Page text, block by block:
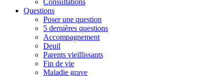
Questions
Poser une question
5 dernières questions
Accompagnement
Deuil
Parents vieillissants
Fin de vie
Maladie grave